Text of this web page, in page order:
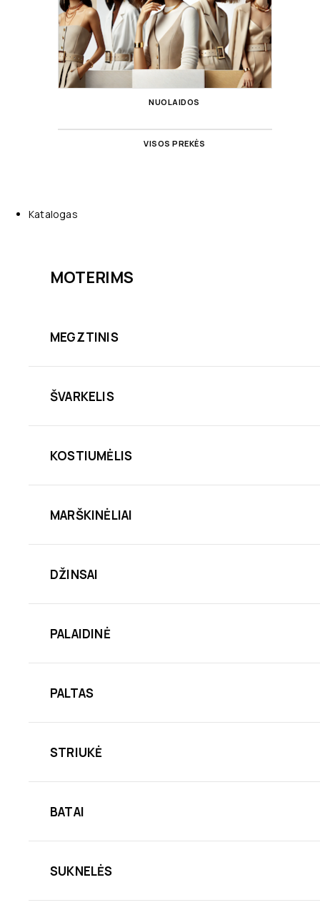
NUOLAIDOS
VISOS PREKĖS
Katalogas
MOTERIMS
MEGZTINIS
ŠVARKELIS
KOSTIUMĖLIS
MARŠKINĖLIAI
DŽINSAI
PALAIDINĖ
PALTAS
STRIUKĖ
BATAI
SUKNELĖS